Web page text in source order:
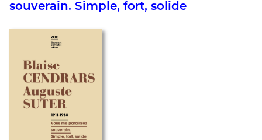
souverain. Simple, fort, solide